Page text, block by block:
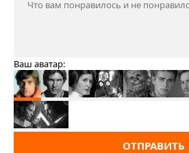
Ваш аватар:
ОТПРАВИТЬ